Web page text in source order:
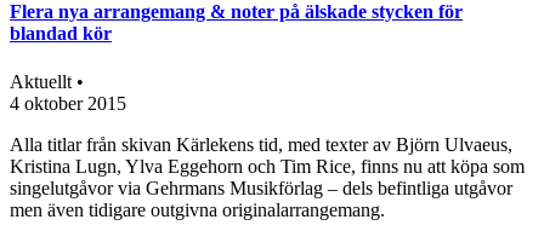
Flera nya arrangemang & noter på älskade stycken för
blandad kör
Aktuellt •
4 oktober 2015
Alla titlar från skivan Kärlekens tid, med texter av Björn Ulvaeus,
Kristina Lugn, Ylva Eggehorn och Tim Rice, finns nu att köpa som
singelutgåvor via Gehrmans Musikförlag – dels befintliga utgåvor
men även tidigare outgivna originalarrangemang.